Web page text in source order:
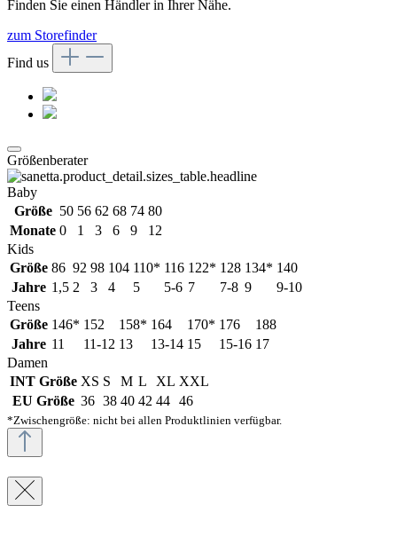
Finden Sie einen Händler in Ihrer Nähe.
zum Storefinder
Find us
Größenberater
Baby
Größe 50 56 62 68 74 80
Monate 0 1 3 6 9
12
Kids
Größe 86 92 98 104 110* 116 122* 128 134* 140
Jahre 1,5 2 3 4 5 5-6 7 7-8 9
9-10
Teens
Größe 146* 152 158* 164 170* 176
188
Jahre 11 11-12 13 13-14 15 15-16 17
Damen
INT Größe XS S M L XL XXL
EU Größe 36 38 40 42 44 46
*Zwischengröße: nicht bei allen Produktlinien verfügbar.